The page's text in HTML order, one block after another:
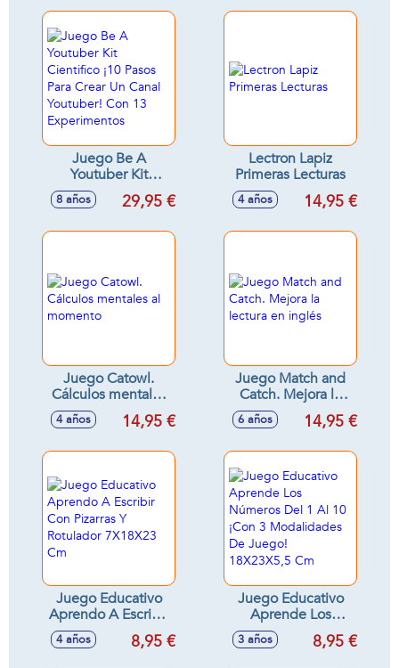
Juego Be A
Youtuber Kit
Cientifico ¡10 Pasos
Para Crear Un Canal
8 años 29,95 €
Lectron Lapiz
Primeras Lecturas
4 años 14,95 €
Juego Catowl.
Cálculos mentales
al momento
4 años 14,95 €
Juego Match and
Catch. Mejora la
lectura en inglés
6 años 14,95 €
Juego Educativo
Aprendo A Escribir
Con Pizarras Y
Rotulador 7X18X23
4 años 8,95 €
Juego Educativo
Aprende Los
Números Del 1 Al
10 ¡Con 3
3 años 8,95 €